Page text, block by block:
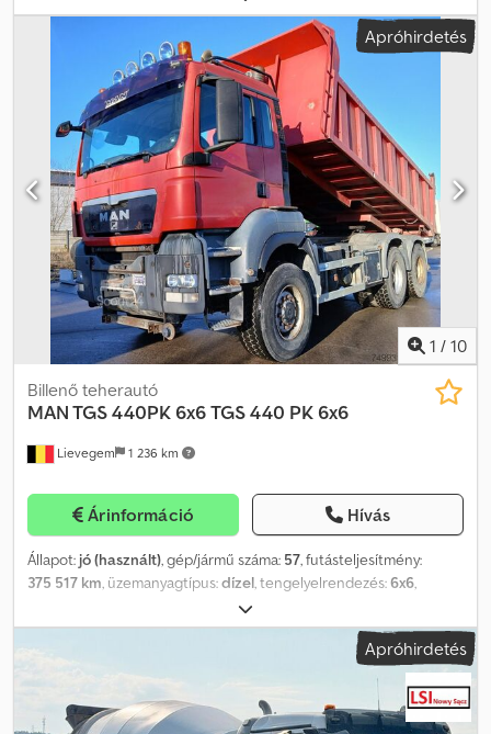
osztály:Euro 6, Gyártási év:2019, Márka: M.A.N. Típus: TGS 26.460
6x4 Gyártási év: 2019 Euro 6 Futásteljesítmény: 311 489 km
Automata Azonosítószám: 67 Dcodpfx Aeyuiu Sehbok
Apróhirdetés
1 / 10
Lievegem 1 236 km
Billenő teherautó
MAN TGS 440PK 6x6TGS 440 PK 6x6
Árinformáció Hívás
Állapot: jó (használt), gép/jármű száma: 57, futásteljesítmény:
375 517 km, üzemanyagtípus:dízel, tengelyelrendezés:6x6,
nappali fülke
8, kibocsátási osztály:Euro 4, ülések száma:2, Gyártási év:2010,
MAN TGS 440 LE 6x6 Gyártási év: 2010 Euro 4 Dcsdpfx
Ahsyablgebjk 375 517 km Kézi váltó Billenős teherautó –
nyergesvontató Azonosító szám: 57
Apróhirdetés